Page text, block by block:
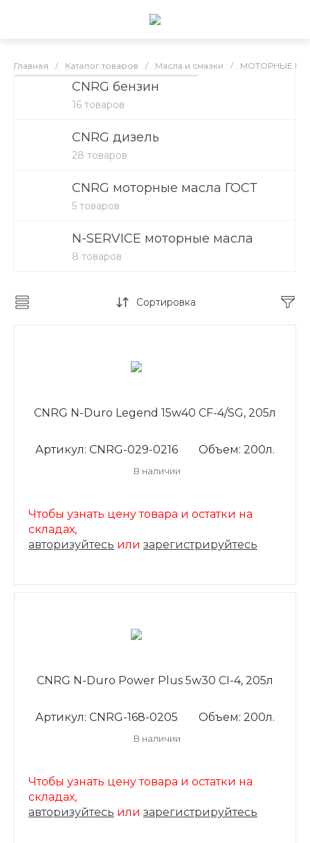
Главная / Каталог товаров / Масла и смазки / МОТОРНЫЕ
CNRG моторные масла
CNRG бензин
16 товаров
CNRG дизель
28 товаров
CNRG моторные масла ГОСТ
5 товаров
N-SERVICE моторные масла
8 товаров
Сортировка
CNRG N-Duro Legend 15w40 CF-4/SG, 205л
Артикул: CNRG-029-0216 Объем: 200л.
В наличии
Чтобы узнать цену товара и остатки на
складах,
авторизуйтесь или зарегистрируйтесь
CNRG N-Duro Power Plus 5w30 CI-4, 205л
Артикул: CNRG-168-0205 Объем: 200л.
В наличии
Чтобы узнать цену товара и остатки на
складах,
авторизуйтесь или зарегистрируйтесь